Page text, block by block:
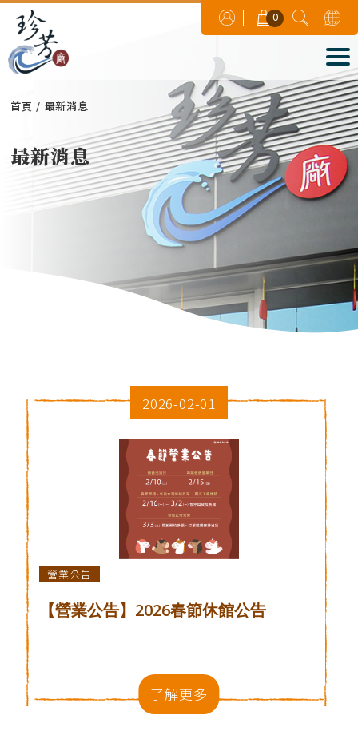
0
首頁 最新消息
最新消息
2026-02-01
營業公告
【營業公告】2026春節休館公告
了解更多